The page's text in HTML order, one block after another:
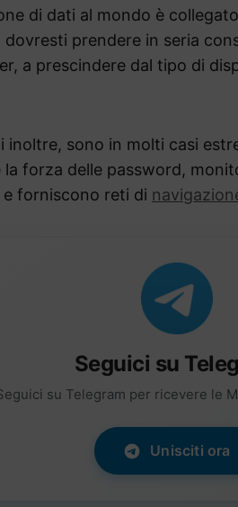
di dati al mondo è
dovresti prendere in seria
a prescindere dal tipo di
inoltre, sono in molti casi
la forza delle password,
forniscono reti di
Seguici su
su Telegram per ricevere le
Unisciti ora